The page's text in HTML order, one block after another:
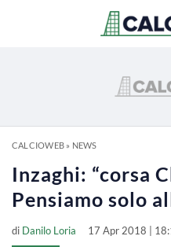
CALCIOWEB» NEWS
Inzaghi: “corsa
Pensiamo solo
di Danilo Loria 17 Apr 2018 |